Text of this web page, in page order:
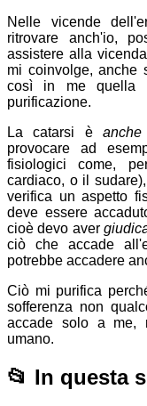
Nelle vicende
ritrovare anch'io,
assistere alla
mi coinvolge, anche
così in me quella
purificazione.
La catarsi è anche
provocare ad
fisiologici come,
cardiaco, o il
verifica un aspetto
deve essere
cioè devo aver
ciò che accade
potrebbe accadere
Ciò mi purifica
sofferenza non
accade solo a me,
umano.
📂 In questa